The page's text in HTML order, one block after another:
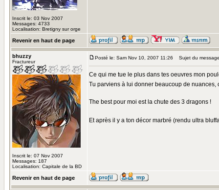
Inscrit le: 03 Nov 2007
Messages: 4733
Localisation: Bretigny sur orge
Revenir en haut de page
bhuzzy
Fractureur
Inscrit le: 07 Nov 2007
Messages: 187
Localisation: Capitale de la BD
Posté le: Sam Nov 10, 2007 11:26 Sujet du
Ce qui me tue le plus dans tes oeuvres mon
Tu parviens à lui donner beaucoup de
The best pour moi est la chute des 3 dragons !
Et après il y a ton décor marbré (rendu ultra
Revenir en haut de page